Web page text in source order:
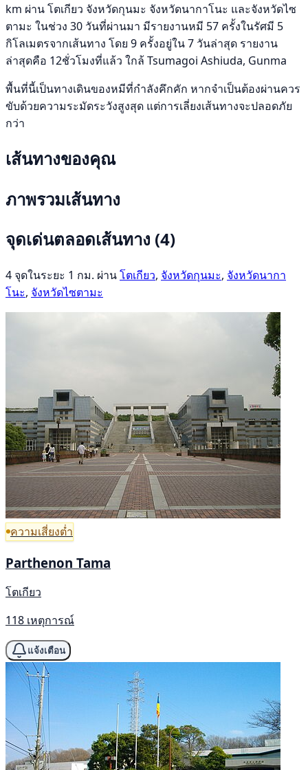
km ผ่าน โตเกียว จังหวัดกุนมะ จังหวัดนากาโนะ และจังหวัดไซ
ตามะ ในช่วง 30 วันที่ผ่านมา มีรายงานหมี 57 ครั้งในรัศมี 5
กิโลเมตรจากเส้นทาง โดย 9 ครั้งอยู่ใน 7 วันล่าสุด รายงาน
ล่าสุดคือ 12ชั่วโมงที่แล้ว ใกล้ Tsumagoi Ashiuda, Gunma
พื้นที่นี้เป็นทางเดินของหมีที่กำลังคึกคัก หากจำเป็นต้องผ่านควร
ขับด้วยความระมัดระวังสูงสุด แต่การเลี่ยงเส้นทางจะปลอดภัย
กว่า
เส้นทางของคุณ
ภาพรวมเส้นทาง
จุดเด่นตลอดเส้นทาง (4)
4 จุดในระยะ 1 กม. ผ่านโตเกียว, จังหวัดกุนมะ, จังหวัดนากา
โนะ, จังหวัดไซตามะ
ความเสี่ยงต่ำ
Parthenon Tama
โตเกียว
118 เหตุการณ์
แจ้งเตือน